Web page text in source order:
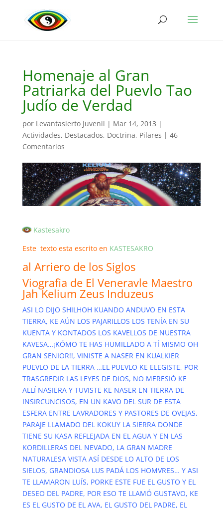
Homenaje al Gran
Patriarka del Puevlo Tao
Judío de Verdad
por Levantasierto Juvenil | Mar 14, 2013 |
Actividades, Destacados, Doctrina, Pilares | 46
Comentarios
Kastesakro
Este texto esta escrito en KASTESAKRO
al Arriero de los Siglos
Viografia de El Veneravle Maestro
Jah Kelium Zeus Induzeus
ASI LO DIJO SHILHOH KUANDO ANDUVO EN ESTA
TIERRA, KE AÚN LOS PAJARILLOS LOS TENÍA EN SU
KUENTA Y KONTADOS LOS KAVELLOS DE NUESTRA
KAVESA…¡KÓMO TE HAS HUMILLADO A TÍ MISMO OH
GRAN SENIOR!!, VINISTE A NASER EN KUALKIER
PUEVLO DE LA TIERRA …EL PUEVLO KE ELEGISTE, POR
TRASGREDIR LAS LEYES DE DIOS, NO MERESIÓ KE
ALLÍ NASIERA Y TUVISTE KE NASER EN TIERRA DE
INSIRCUNCISOS, EN UN KAVO DEL SUR DE ESTA
ESFERA ENTRE LAVRADORES Y PASTORES DE OVEJAS,
PARAJE LLAMADO DEL KOKUY LA SIERRA DONDE
TIENE SU KASA REFLEJADA EN EL AGUA Y EN LAS
KORDILLERAS DEL NEVADO, LA GRAN MADRE
NATURALESA VISTA ASÍ DESDE LO ALTO DE LOS
SIELOS, GRANDIOSA LUS PADÁ LOS HOMVRES… Y ASI
TE LLAMARON LUÍS, PORKE ESTE FUE EL GUSTO Y EL
DESEO DEL PADRE, POR ESO TE LLAMÓ GUSTAVO, KE
ES EL GUSTO DE EL AVA, EL GUSTO DEL PADRE, EL